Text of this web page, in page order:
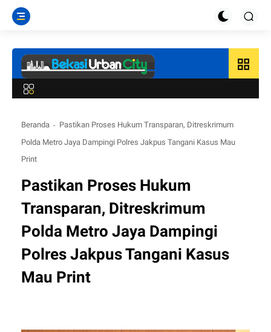
grid_view
Beranda
Pastikan Proses Hukum Transparan, Ditreskrimum
Polda Metro Jaya Dampingi Polres Jakpus Tangani Kasus Mau
Print
Pastikan Proses Hukum
Transparan, Ditreskrimum
Polda Metro Jaya Dampingi
Polres Jakpus Tangani Kasus
Mau Print